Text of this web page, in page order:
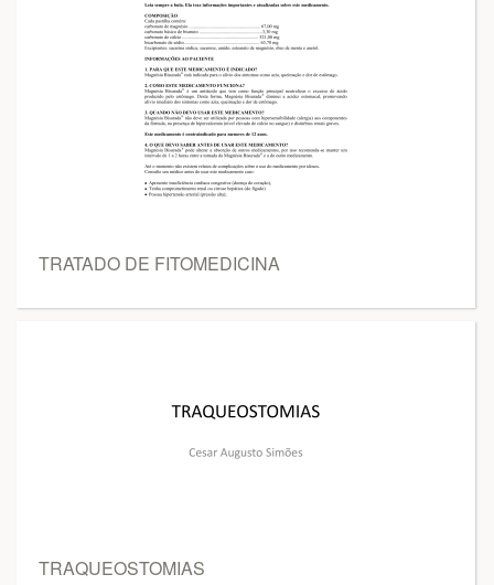
TRATADO DE FITOMEDICINA
TRAQUEOSTOMIAS